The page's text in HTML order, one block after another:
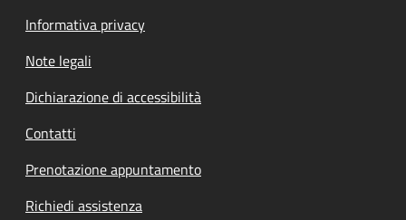
Informativa privacy
Note legali
Dichiarazione di accessibilità
Contatti
Prenotazione appuntamento
Richiedi assistenza